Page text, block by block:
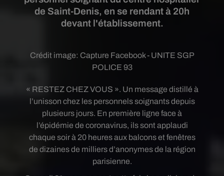
de Saint-Denis, en se rendant à 20h
devant l'établissement.
Crédit image: Capture Facebook - UNITE SGP
POLICE 93
« RESTEZ CHEZ VOUS ». Un message distillé à
l’unisson chez les personnels soignants depuis
plusieurs jours. En première ligne face à
l’épidémie de coronavirus, ils sont applaudi
chaque soir à 20 heures aux balcons et fenêtres
de dizaines de milliers d’anonymes de la région
parisienne.